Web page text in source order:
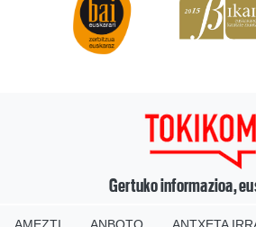
Gertuko informazioa,